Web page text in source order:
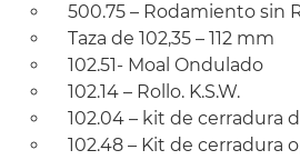
500.75 – Rodamiento sin
Taza de 102,35 – 112 mm
102.51- Moal Ondulado
102.14 – Rollo. K.S.W.
102.04 – kit de cerradura
102.48 – Kit de cerradura